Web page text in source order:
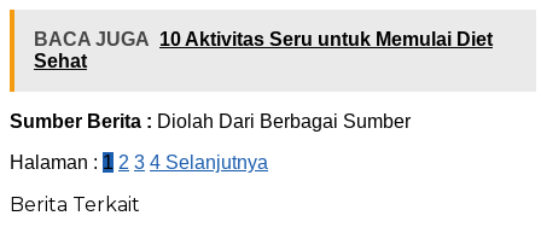
BACA JUGA 10 Aktivitas Seru untuk Memulai Diet
Sehat
Sumber Berita : Diolah Dari Berbagai Sumber
Halaman : 1 2 3 4 Selanjutnya
Berita Terkait